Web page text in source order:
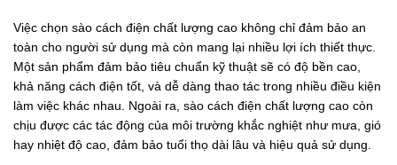
Việc chọn sào cách điện chất lượng cao không chỉ đảm bảo an
toàn cho người sử dụng mà còn mang lại nhiều lợi ích thiết thực.
Một sản phẩm đảm bảo tiêu chuẩn kỹ thuật sẽ có độ bền cao,
khả năng cách điện tốt, và dễ dàng thao tác trong nhiều điều kiện
làm việc khác nhau. Ngoài ra, sào cách điện chất lượng cao còn
chịu được các tác động của môi trường khắc nghiệt như mưa, gió
hay nhiệt độ cao, đảm bảo tuổi thọ dài lâu và hiệu quả sử dụng.